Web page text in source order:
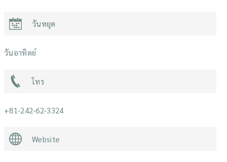
วันหยุด
วันอาทิตย์
โทร
+81-242-62-3324
Website